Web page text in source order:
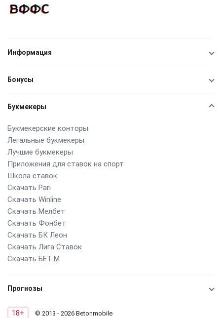
Информация
Бонусы
Букмекеры
Букмекерские конторы
Легальные букмекеры
Лучшие букмекеры
Приложения для ставок на спорт
Школа ставок
Скачать Pari
Скачать Winline
Скачать Мелбет
Скачать Фонбет
Скачать БК Леон
Скачать Лига Ставок
Скачать БЕТ-М
Прогнозы
18+ © 2013 - 2026 Betonmobile